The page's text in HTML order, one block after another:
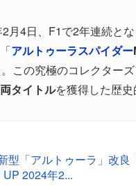
月4日、F1で2年連続と
アルトゥーラスパイダー
この究極のコレクター
両タイトルを獲得した歴史
型「アルトゥーラ」改
2024年2...